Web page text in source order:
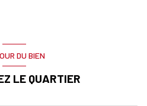
DU BIEN
LE QUARTIER